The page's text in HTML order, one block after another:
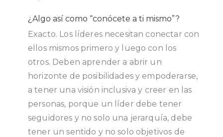
¿Algo así como “conócete a ti mismo”?
Exacto. Los líderes necesitan conectar con
ellos mismos primero y luego con los
otros. Deben aprender a abrir un
horizonte de posibilidades y empoderarse,
a tener una visión inclusiva y creer en las
personas, porque un líder debe tener
seguidores y no solo una jerarquía, debe
tener un sentido y no solo objetivos de